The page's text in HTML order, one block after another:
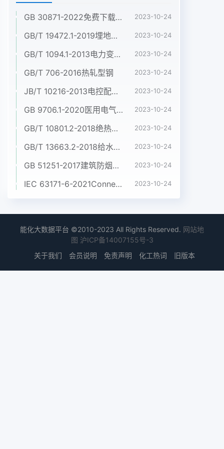
GB 30871-2022免费下载危险化学品企业特殊作业安全规范 2023-10-24
GB/T 19472.1-2019埋地用聚乙烯(PE)结构壁管道系统 第1部分:聚乙烯双壁波纹管材 2023-10-24
GB/T 1094.1-2013电力变压器 第1部分:总则 2023-10-24
GB/T 706-2016热轧型钢 2023-10-24
JB/T 10216-2013电控配电用电缆桥架 2023-10-24
GB 9706.1-2020医用电气设备 第1部分:基本安全和基本性能的通用要求 2023-10-24
GB/T 10801.2-2018绝热用挤塑聚苯乙烯泡沫塑料(XPS) 2023-10-24
GB/T 13663.2-2018给水用聚乙烯(PE)管道系统 第2部分:管材 2023-10-24
GB 51251-2017建筑防烟排烟系统技术标准 2023-10-24
IEC 63171-6-2021Connectors for electrical and electronic equipment - Part 6: Detail specification for 2-way and 4-way (data/power), shielded, free and fixed connectors for power and data transmission with frequencies up to 600 MHz 2023-10-24
能化大数据平台 ©2010-2023 All Rights Reserved. 网站地
图 沪ICP备14007155号-3
关于我们
会员说明 免责声明 化工热词 旧版本